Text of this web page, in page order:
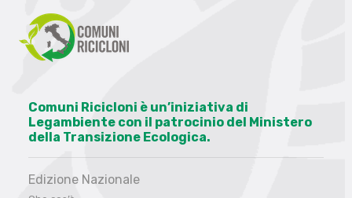
Comuni Ricicloni è un’iniziativa di
Legambiente con il patrocinio del Ministero
della Transizione Ecologica.
Edizione Nazionale